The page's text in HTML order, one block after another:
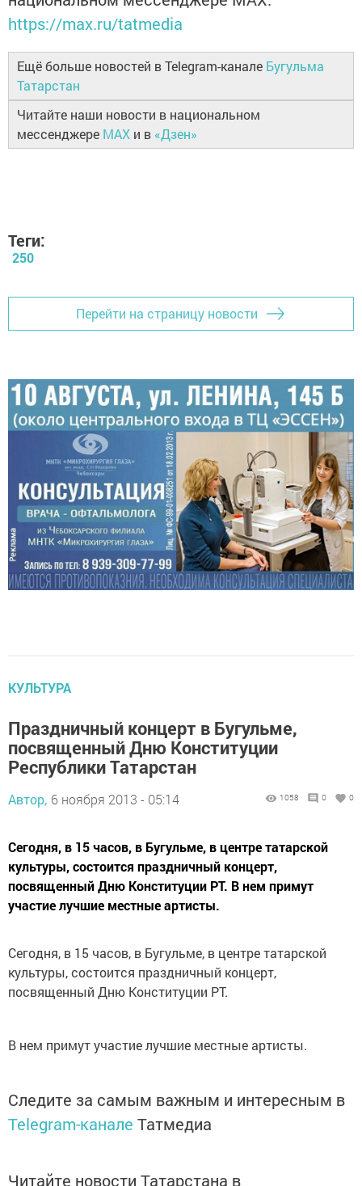
https://max.ru/tatmedia
Ещё больше новостей в Telegram-канале Бугульма
Татарстан
Читайте наши новости в национальном
мессенджере MAX и в «Дзен»
Теги:
250
Перейти на страницу новости
КУЛЬТУРА
Праздничный концерт в Бугульме,
посвященный Дню Конституции
Республики Татарстан
Автор, 6 ноября 2013 - 05:14 1058 0 0
Сегодня, в 15 часов, в Бугульме, в центре татарской
культуры, состоится праздничный концерт,
посвященный Дню Конституции РТ. В нем примут
участие лучшие местные артисты.
Сегодня, в 15 часов, в Бугульме, в центре татарской
культуры, состоится праздничный концерт,
посвященный Дню Конституции РТ.
В нем примут участие лучшие местные артисты.
Следите за самым важным и интересным в
Telegram-канале Татмедиа
Читайте новости Татарстана в